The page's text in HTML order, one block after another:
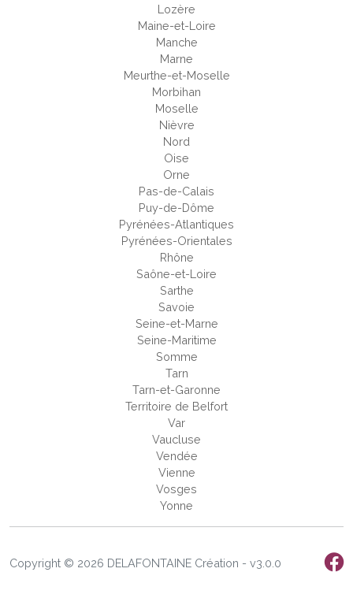
Lozère
Maine-et-Loire
Manche
Marne
Meurthe-et-Moselle
Morbihan
Moselle
Nièvre
Nord
Oise
Orne
Pas-de-Calais
Puy-de-Dôme
Pyrénées-Atlantiques
Pyrénées-Orientales
Rhône
Saône-et-Loire
Sarthe
Savoie
Seine-et-Marne
Seine-Maritime
Somme
Tarn
Tarn-et-Garonne
Territoire de Belfort
Var
Vaucluse
Vendée
Vienne
Vosges
Yonne
Copyright © 2026 DELAFONTAINE Création - v3.0.0